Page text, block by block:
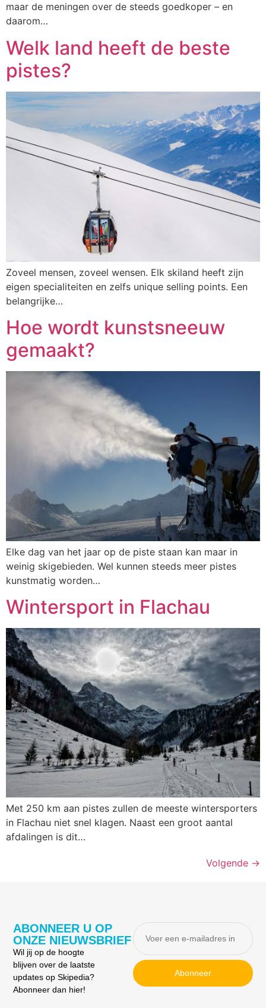
maar de meningen over de steeds goedkoper – en
daarom…
Welk land heeft de beste
pistes?
Zoveel mensen, zoveel wensen. Elk skiland heeft zijn
eigen specialiteiten en zelfs unique selling points. Een
belangrijke…
Hoe wordt kunstsneeuw
gemaakt?
Elke dag van het jaar op de piste staan kan maar in
weinig skigebieden. Wel kunnen steeds meer pistes
kunstmatig worden…
Wintersport in Flachau
Met 250 km aan pistes zullen de meeste wintersporters
in Flachau niet snel klagen. Naast een groot aantal
afdalingen is dit…
Volgende →
ABONNEER U OP
ONZE NIEUWSBRIEF
Wil jij op de hoogte
blijven over de laatste
updates op Skipedia?
Abonneer dan hier!
Abonneer